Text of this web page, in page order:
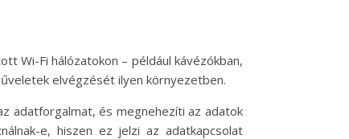
Wi-Fi hálózatokon – például kávézókban,
elvégzését ilyen környezetben.
adatforgalmat, és megnehezíti az adatok
e, hiszen ez jelzi az adatkapcsolat